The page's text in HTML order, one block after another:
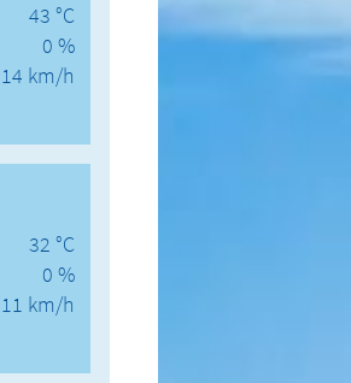
43 °C
0 %
14 km/h
32 °C
0 %
11 km/h